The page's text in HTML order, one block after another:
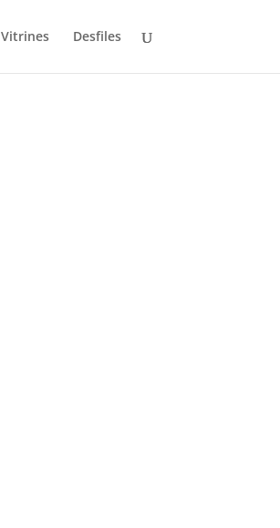
Vitrines Desfiles